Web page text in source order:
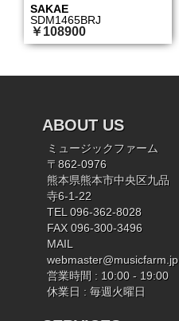
SAKAE
SDM1465BRJ
￥108900
ABOUT US
ミュージックファーム
〒862-0976
熊本県熊本市中央区九品
寺6-1-22
TEL 096-362-8028
FAX 096-300-3496
MAIL
webmaster@musicfarm.jp
営業時間 : 10:00 - 19:00
休業日 : 毎週火曜日